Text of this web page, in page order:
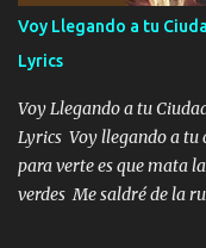
contéstame la llamada
borracho me animo a
me encantes Decirte
tenerte aquí espero que
Voy Llegando a tu
Lyrics
Voy Llegando a tu
Lyrics Voy llegando a tu
para verte es que mata
verdes Me saldré de la